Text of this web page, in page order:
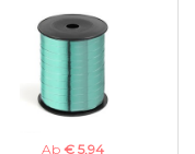
Ab € 5,94